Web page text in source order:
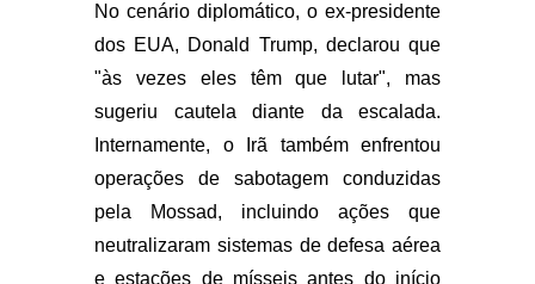
No cenário diplomático, o ex-presidente
dos EUA, Donald Trump, declarou que
"às vezes eles têm que lutar", mas
sugeriu cautela diante da escalada.
Internamente, o Irã também enfrentou
operações de sabotagem conduzidas
pela Mossad, incluindo ações que
neutralizaram sistemas de defesa aérea
e estações de mísseis antes do início